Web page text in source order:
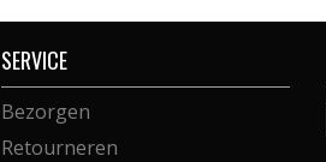
SERVICE
Bezorgen
Retourneren